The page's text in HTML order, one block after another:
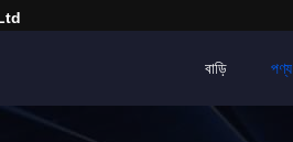
বাড়ি পণ্য